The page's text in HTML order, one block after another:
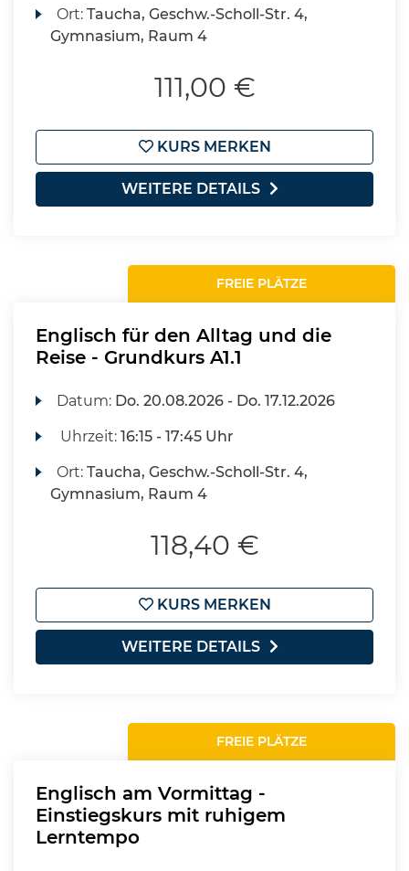
Ort:Taucha, Geschw.-Scholl-Str. 4,
Gymnasium, Raum 4
111,00 €
KURS MERKEN
WEITERE DETAILS
FREIE PLÄTZE
Englisch für den Alltag und die
Reise - Grundkurs A1.1
Datum: Do. 20.08.2026 - Do. 17.12.2026
Uhrzeit:16:15 - 17:45 Uhr
Ort:Taucha, Geschw.-Scholl-Str. 4,
Gymnasium, Raum 4
118,40 €
KURS MERKEN
WEITERE DETAILS
FREIE PLÄTZE
Englisch am Vormittag -
Einstiegskurs mit ruhigem
Lerntempo